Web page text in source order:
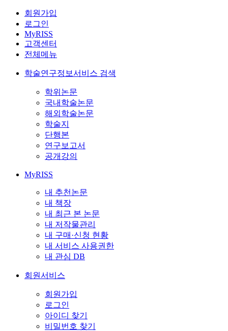
회원가입
로그인
MyRISS
고객센터
전체메뉴
학술연구정보서비스 검색
학위논문
국내학술논문
해외학술논문
학술지
단행본
연구보고서
공개강의
MyRISS
내 추천논문
내 책장
내 최근 본 논문
내 저작물관리
내 구매·신청 현황
내 서비스 사용권한
내 관심 DB
회원서비스
회원가입
로그인
아이디 찾기
비밀번호 찾기